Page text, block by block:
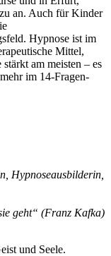
an. Auch für Kinder
Hypnose ist im
Mittel,
am meisten – es
im 14-Fragen-
Hypnoseausbilderin,
geht“ (Franz Kafka)
und Seele.